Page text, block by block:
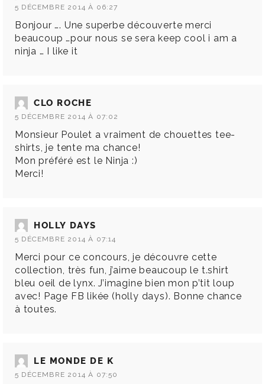
5 DÉCEMBRE 2014 À 06:27
Bonjour …. Une superbe découverte merci
beaucoup …pour nous se sera keep cool i am a
ninja … I like it
CLO ROCHE
5 DÉCEMBRE 2014 À 07:02
Monsieur Poulet a vraiment de chouettes tee-
shirts, je tente ma chance!
Mon préféré est le Ninja :)
Merci!
HOLLY DAYS
5 DÉCEMBRE 2014 À 07:14
Merci pour ce concours, je découvre cette
collection, très fun, j’aime beaucoup le t.shirt
bleu oeil de lynx. J’imagine bien mon p’tit loup
avec! Page FB likée (holly days). Bonne chance
à toutes.
LE MONDE DE K
5 DÉCEMBRE 2014 À 07:50